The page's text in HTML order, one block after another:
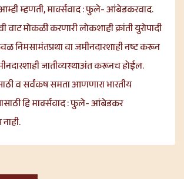
म्हणती, मार्क्सवाद : फुले- आंबेडकरवाद.
वाट मोकळी करणारी लोकशाही क्रांती युरोपादी
निमसामंतप्रथा वा जमीनदारशाही नष्ट करून
जातीव्यस्थाअंत करूनच होईल.
व सर्वंकष समता आणणारा भारतीय
हि मार्क्सवाद : फुले- आंबेडकर